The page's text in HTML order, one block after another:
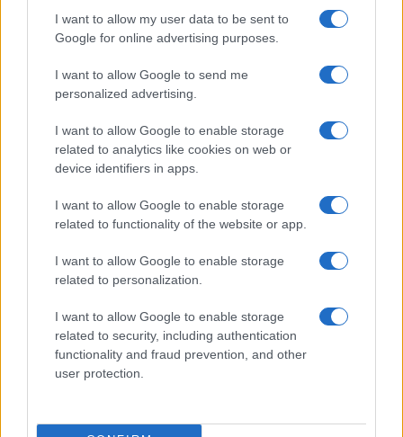
I want to allow my user data to be sent to
Google for online advertising purposes.
I want to allow Google to send me
personalized advertising.
I want to allow Google to enable storage
related to analytics like cookies on web or
device identifiers in apps.
I want to allow Google to enable storage
related to functionality of the website or app.
I want to allow Google to enable storage
related to personalization.
I want to allow Google to enable storage
related to security, including authentication
functionality and fraud prevention, and other
user protection.
Frasi film più lette
Incipit dei film
Film più cercati
Frasi sul cinema
SERVIZI
Mappa del sito
Cookie Policy
Frasi suddivise per tema
Indice degli autori
Aforismi .meglio.it è l'archivio web dedicato a frasi,
aforismi e citazioni più grande del web (137.847 frasi in
database) • ©2005-2025 • La riproduzione dei testi è
consentita citando la fonte secondo la Licenza
il sito ricava una commissione sugli acquisti idonei. •